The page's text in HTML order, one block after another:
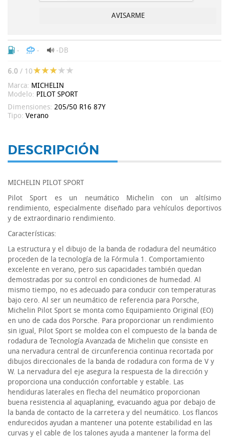
- - -DB
6.0 / 10
Marca: MICHELIN
Modelo: PILOT SPORT
Dimensiones: 205/50 R16 87Y
Tipo: Verano
DESCRIPCIÓN
MICHELIN PILOT SPORT
Pilot Sport es un neumático Michelin con un altísimo
rendimiento, especialmente diseñado para vehículos deportivos
y de extraordinario rendimiento.
Características:
La estructura y el dibujo de la banda de rodadura del neumático
proceden de la tecnología de la Fórmula 1. Comportamiento
excelente en verano, pero sus capacidades también quedan
demostradas por su control en condiciones de humedad. Al
mismo tiempo, no es adecuado para conducir con temperaturas
bajo cero. Al ser un neumático de referencia para Porsche,
Michelin Pilot Sport se monta como Equipamiento Original (EO)
en uno de cada dos Porsche. Para proporcionar un rendimiento
sin igual, Pilot Sport se moldea con el compuesto de la banda de
rodadura de Tecnología Avanzada de Michelin que consiste en
una nervadura central de circunferencia continua recortada por
dibujos direccionales de la banda de rodadura con forma de V y
W. La nervadura del eje asegura la respuesta de la dirección y
proporciona una conducción confortable y estable. Las
hendiduras laterales en flecha del neumático proporcionan
buena resistencia al aquaplaning, evacuando agua por debajo de
la banda de contacto de la carretera y del neumático. Los flancos
endurecidos ayudan a mantener una potente estabilidad en las
curvas y el cable de los talones ayuda a mantener la forma del